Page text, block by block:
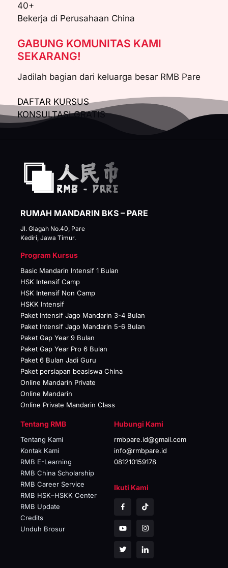
40+
Bekerja di Perusahaan China
GABUNG KOMUNITAS KAMI
SEKARANG!
Jadilah bagian dari keluarga besar RMB Pare
DAFTAR KURSUS
KONSULTASI GRATIS
RUMAH MANDARIN BKS – PARE
Jl. Glagah No.40, Pare
Kediri, Jawa Timur.
Program Kursus
Basic Mandarin Intensif 1 Bulan
HSK Intensif Camp
HSK Intensif Non Camp
HSKK Intensif
Paket Intensif Jago Mandarin 3-4 Bulan
Paket Intensif Jago Mandarin 5-6 Bulan
Paket Gap Year 9 Bulan
Paket Gap Year Pro 6 Bulan
Paket 6 Bulan Jadi Guru
Paket persiapan beasiswa China
Online Mandarin Private
Online Mandarin
Online Private Mandarin Class
Tentang RMB
Tentang Kami
Kontak Kami
RMB E-Learning
RMB China Scholarship
RMB Career Service
RMB HSK–HSKK Center
RMB Update
Credits
Unduh Brosur
Hubungi Kami
rmbpare.id@gmail.com
info@rmbpare.id
081210159178
Ikuti Kami